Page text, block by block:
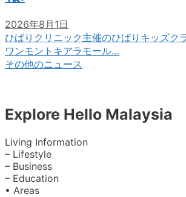
2026年8月1日
ひばりクリニック主催のひばりキッズク
ワンモントキアラモール…
その他のニュース
Explore Hello Malaysia
Living Information
– Lifestyle
– Business
– Education
• Areas